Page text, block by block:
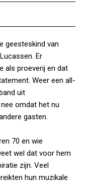
geesteskind van
Er
als proeverij en dat
Weer een all-
uit
omdat het nu
gasten.
70 en wie
wel dat voor hem
zijn. Veel
hun muzikale